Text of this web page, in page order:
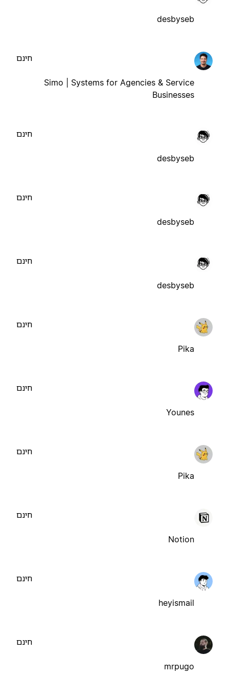
desbyseb
Simo | Systems for Agencies & Service
Businesses
חינם
desbyseb
חינם
desbyseb
חינם
desbyseb
חינם
Pika
חינם
Younes
חינם
Pika
חינם
Notion
חינם
heyismail
חינם
mrpugo
חינם